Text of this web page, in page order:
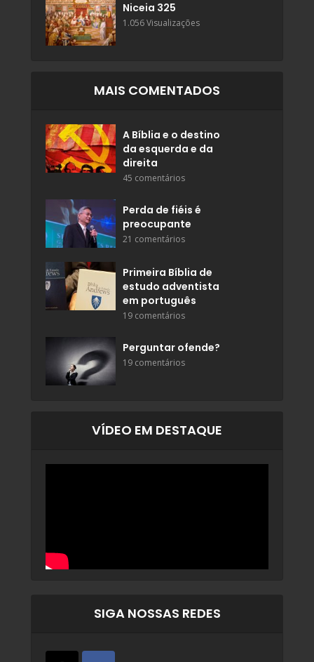
Niceia 325
1.056 Visualizações
MAIS COMENTADOS
A Bíblia e o destino
da esquerda e da
direita
45 comentários
Perda de fiéis é
preocupante
21 comentários
Primeira Bíblia de
estudo adventista
em português
19 comentários
Perguntar ofende?
19 comentários
VÍDEO EM DESTAQUE
SIGA NOSSAS REDES